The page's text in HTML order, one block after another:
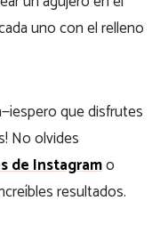
uno con el relleno
que disfrutes
No olvides
de Instagramo
resultados.